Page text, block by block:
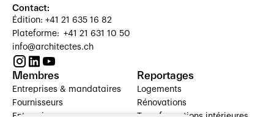
Contact:
Édition: +41 21 635 16 82
Plateforme: +41 21 631 10 50
info@architectes.ch
Membres
Entreprises & mandataires
Fournisseurs
Reportages
Logements
Rénovations